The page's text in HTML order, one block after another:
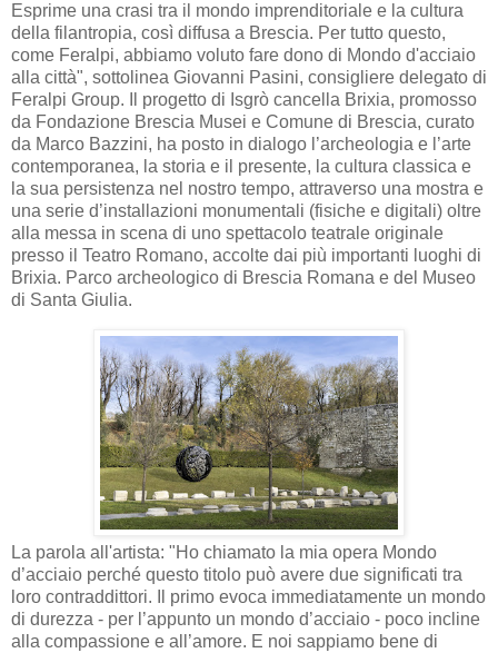
Esprime una crasi tra il mondo imprenditoriale e la cultura
della filantropia, così diffusa a Brescia. Per tutto questo,
come Feralpi, abbiamo voluto fare dono di Mondo d'acciaio
alla città", sottolinea Giovanni Pasini, consigliere delegato di
Feralpi Group. Il progetto di Isgrò cancella Brixia, promosso
da Fondazione Brescia Musei e Comune di Brescia, curato
da Marco Bazzini, ha posto in dialogo l’archeologia e l’arte
contemporanea, la storia e il presente, la cultura classica e
la sua persistenza nel nostro tempo, attraverso una mostra e
una serie d’installazioni monumentali (fisiche e digitali) oltre
alla messa in scena di uno spettacolo teatrale originale
presso il Teatro Romano, accolte dai più importanti luoghi di
Brixia. Parco archeologico di Brescia Romana e del Museo
di Santa Giulia.
La parola all'artista: "Ho chiamato la mia opera Mondo
d’acciaio perché questo titolo può avere due significati tra
loro contraddittori. Il primo evoca immediatamente un mondo
di durezza - per l’appunto un mondo d’acciaio - poco incline
alla compassione e all’amore. E noi sappiamo bene di